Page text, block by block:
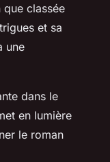
que classée
et sa
une
dans le
en lumière
le roman